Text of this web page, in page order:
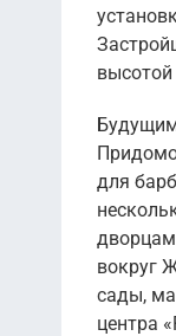
для
вокруг
сады,
центра